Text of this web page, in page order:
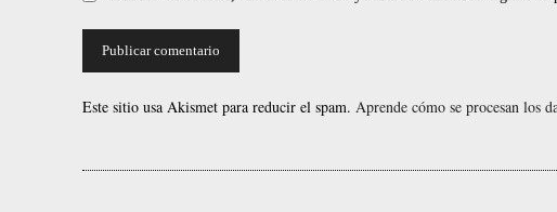
Este sitio usa Akismet para reducir el spam. Aprende cómo se procesan los